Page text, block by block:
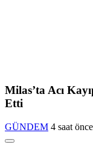
Milas’ta Acı
Etti
GÜNDEM 4 saat önce